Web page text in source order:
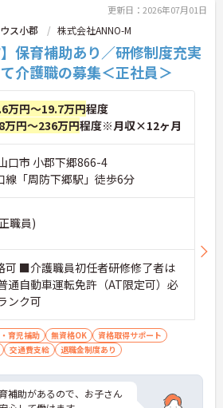
更新日：2026年07月01日
ス小郡 株式会社ANNO-M
】保育補助あり／研修制度充実
介護職の募集＜正社員＞
万円～19.7万円程度
万円～236万円程度※月収×12ヶ月
口市 小郡下郷866-4
線「周防下郷駅」徒歩6分
職員)
■介護職員初任者研修修了者は
通自動車運転免許（AT限定可）必
ンク可
育児補助 無資格OK
資格取得サポート
交通費支給 退職金制度あり
補助があるので、お子さん